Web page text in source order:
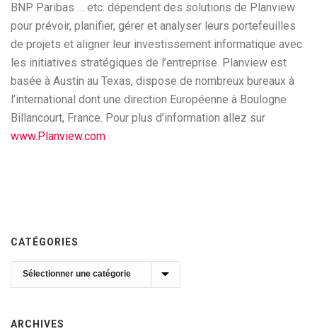
BNP Paribas … etc. dépendent des solutions de Planview
pour prévoir, planifier, gérer et analyser leurs portefeuilles
de projets et aligner leur investissement informatique avec
les initiatives stratégiques de l’entreprise. Planview est
basée à Austin au Texas, dispose de nombreux bureaux à
l’international dont une direction Européenne à Boulogne
Billancourt, France. Pour plus d’information allez sur
www.Planview.com
CATÉGORIES
Catégories
ARCHIVES